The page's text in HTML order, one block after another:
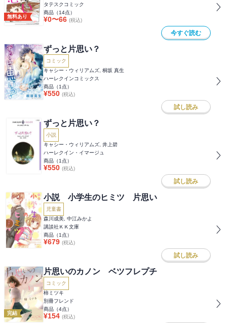
無料あり
タテスクコミック
商品（14点）
¥0〜66 (税込)
今すぐ読む
ずっと片思い？
コミック
キャシー・ウィリアムズ, 桐坂 真生
ハーレクインコミックス
商品（1 点）
¥550 (税込)
試し読み
ずっと片思い？
小説
キャシー・ウィリアムズ, 井上碧
ハーレクイン・イマージュ
商品（1 点）
¥550 (税込)
試し読み
小説 小学生のヒミツ 片思い
児童書
森川成美, 中江みかよ
講談社ＫＫ文庫
商品（1 点）
¥679 (税込)
試し読み
完結
片思いのカノン ベツフレプチ
コミック
柿ミツキ
別冊フレンド
商品（4点）
¥154 (税込)